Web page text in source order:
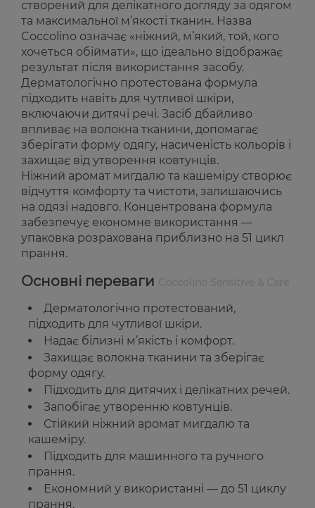
створений для делікатного догляду за одягом
та максимальної м’якості тканин. Назва
Coccolino означає «ніжний, м’який, той, кого
хочеться обіймати», що ідеально відображає
результат після використання засобу.
Дерматологічно протестована формула
підходить навіть для чутливої шкіри,
включаючи дитячі речі. Засіб дбайливо
впливає на волокна тканини, допомагає
зберігати форму одягу, насиченість кольорів і
захищає від утворення ковтунців.
Ніжний аромат мигдалю та кашеміру створює
відчуття комфорту та чистоти, залишаючись
на одязі надовго. Концентрована формула
забезпечує економне використання —
упаковка розрахована приблизно на 51 цикл
прання.
Основні переваги
Дерматологічно протестований,
підходить для чутливої шкіри.
Надає білизні м’якість і комфорт.
Захищає волокна тканини та зберігає
форму одягу.
Підходить для дитячих і делікатних речей.
Запобігає утворенню ковтунців.
Стійкий ніжний аромат мигдалю та
кашеміру.
Підходить для машинного та ручного
прання.
Економний у використанні — до 51 циклу
прання.